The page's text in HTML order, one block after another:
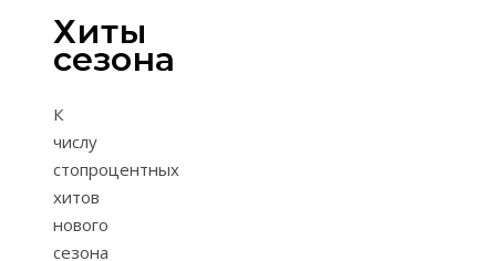
Хиты
сезона
К
числу
стопроцентных
хитов
нового
сезона